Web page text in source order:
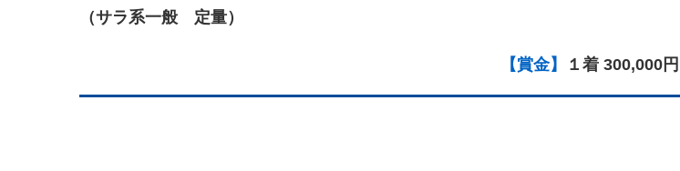
（サラ系一般 定量）
【賞金】 １着 300,000円